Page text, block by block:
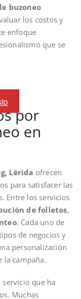
buzoneo
los costos y
enfoque
que se
por
en
Lérida ofrecen
para satisfacer las
Entre los servicios
de folletos,
. Cada uno de
de negocios y
personalización
la campaña.
servicio que ha
Muchas